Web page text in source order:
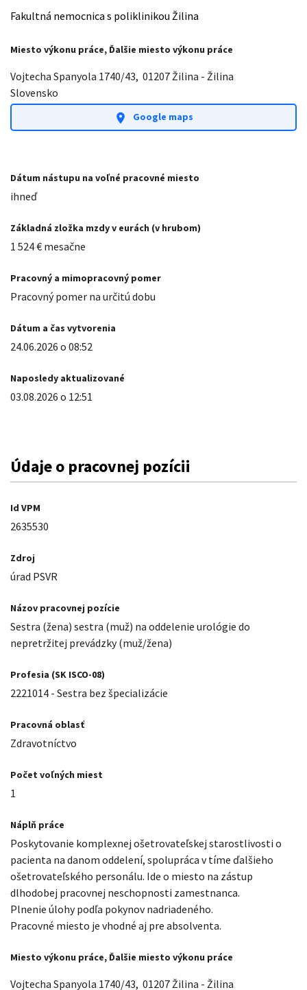
Fakultná nemocnica s poliklinikou Žilina
Miesto výkonu práce, Ďalšie miesto výkonu práce
Vojtecha Spanyola 1740/43, 01207 Žilina - Žilina
Slovensko
location_on
Google maps
Dátum nástupu na voľné pracovné miesto
ihneď
Základná zložka mzdy v eurách (v hrubom)
1 524€ mesačne
Pracovný a mimopracovný pomer
Pracovný pomer na určitú dobu
Dátum a čas vytvorenia
24.06.2026 o 08:52
Naposledy aktualizované
03.08.2026 o 12:51
Údaje o pracovnej pozícii
Id VPM
2635530
Zdroj
úrad PSVR
Názov pracovnej pozície
Sestra (žena) sestra (muž) na oddelenie urológie do
nepretržitej prevádzky(muž/žena)
Profesia (SK ISCO-08)
2221014 - Sestra bez špecializácie
Pracovná oblasť
Zdravotníctvo
Počet voľných miest
1
Náplň práce
Poskytovanie komplexnej ošetrovateľskej starostlivosti o
pacienta na danom oddelení, spolupráca v tíme ďalšieho
ošetrovateľského personálu. Ide o miesto na zástup
dlhodobej pracovnej neschopnosti zamestnanca.
Plnenie úlohy podľa pokynov nadriadeného.
Pracovné miesto je vhodné aj pre absolventa.
Miesto výkonu práce, Ďalšie miesto výkonu práce
Vojtecha Spanyola 1740/43, 01207 Žilina - Žilina